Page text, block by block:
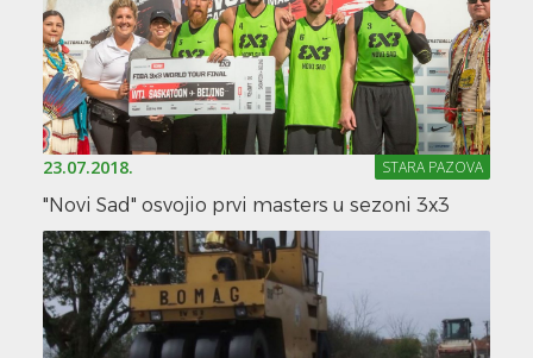
23.07.2018. STARA PAZOVA
"Novi Sad" osvojio prvi masters u sezoni 3x3